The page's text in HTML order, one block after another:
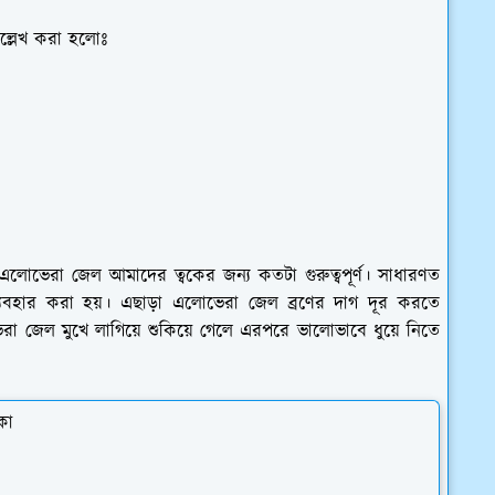
করা হলোঃ
জেল আমাদের ত্বকের জন্য কতটা গুরুত্বপূর্ণ। সাধারণত
করা হয়। এছাড়া এলোভেরা জেল ব্রণের দাগ দূর করতে
জেল মুখে লাগিয়ে শুকিয়ে গেলে এরপরে ভালোভাবে ধুয়ে নিতে